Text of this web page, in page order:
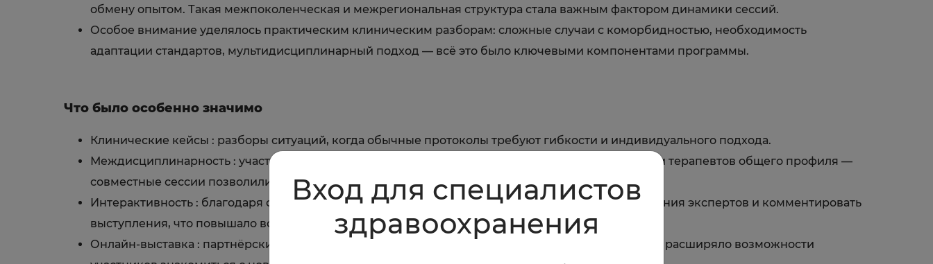
обмену опытом. Такая меж­поколенческая и межрегиональная структура стала важным фактором динамики сессий.
Особое внимание уделялось практическим клиническим раз­борам: сложные случаи с коморбидностью, необходимость
адаптации стандартов, мультидисциплинарный подход — всё это было ключевыми компонентами программы.
Что было особенно значимо
Клинические кейсы : разборы ситуаций, когда обычные протоколы требуют гибкости и индивидуального подхода.
Междисциплинарность : участие кардиологов, нефрологов, гастроэнтерологов, пульмонологов и терапевтов общего профиля —
совместные сессии позволили взглянуть на пациента «с разных сторон».
Интерактивность : благодаря онлайн-формату участники могли задавать вопросы, услышать мнения экспертов и комментировать
выступления, что повышало вовлечённость и ценность материала.
Онлайн-выставка : партнёрские материалы были доступны в удобной электронной форме — это расширяло возможности
Вход для специалистов
здравоохранения